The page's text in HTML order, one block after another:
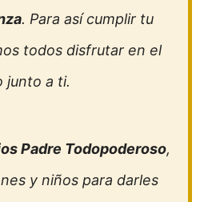
. Para así cumplir tu
todos disfrutar en el
junto a ti.
Padre Todopoderoso,
y niños para darles